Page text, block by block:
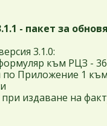
- пакет за
3.1.0:
към РЦЗ -
Приложение 1
издаване на